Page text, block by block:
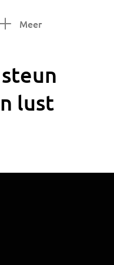
Meer
lust